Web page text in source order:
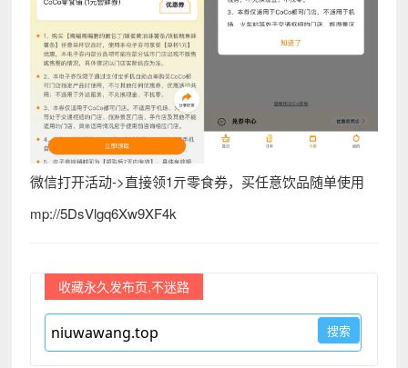
微信打开活动->直接领1亓零食券，买任意饮品随单使用
mp://5DsVlgq6Xw9XF4k
收藏永久发布页,不迷路